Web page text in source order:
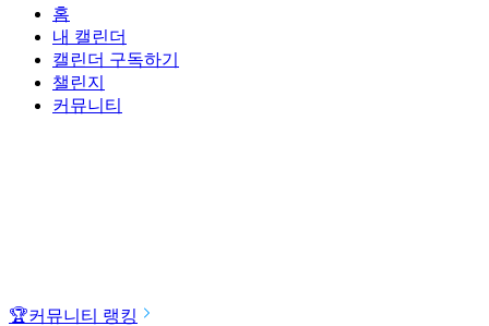
홈
내 캘린더
캘린더 구독하기
챌린지
커뮤니티
🏆커뮤니티 랭킹